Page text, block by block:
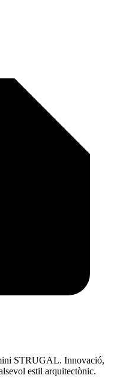
STRUGAL. Innovació,
estil arquitectònic.